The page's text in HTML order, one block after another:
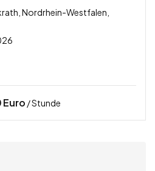
Nordrhein-Westfalen,
Euro / Stunde